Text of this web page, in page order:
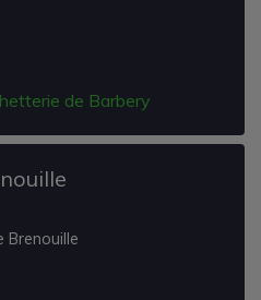
de Barbery
Brenouille